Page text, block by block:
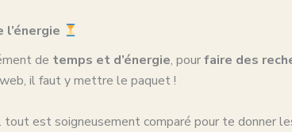
de temps et d’énergie, pourfaire des
il faut y mettre le paquet !
est soigneusement comparé pour te donner